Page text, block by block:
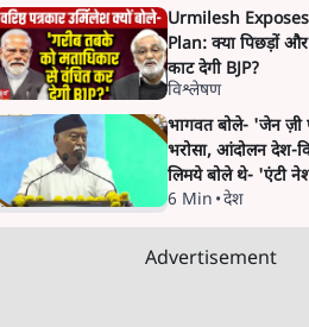
Urmilesh
Plan: क्या पिछड़ों और
काट देगी BJP?
विश्लेषण
भागवत बोले- 'जेन
भरोसा, आंदोलन देश-
लिमये बोले थे- 'एंटी
6 Min •देश
Advertisement